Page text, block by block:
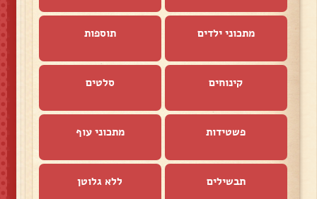
מתכוני ילדים תוספות
קינוחים סלטים
פשטידות מתכוני עוף
תבשילים ללא גלוטן